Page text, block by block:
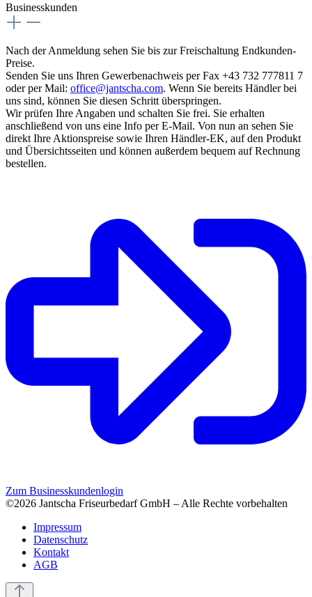
Businesskunden
Nach der Anmeldung sehen Sie bis zur Freischaltung Endkunden-
Preise.
Senden Sie uns Ihren Gewerbenachweis per Fax +43 732 777811 7
oder per Mail: office@jantscha.com. Wenn Sie bereits Händler bei
uns sind, können Sie diesen Schritt überspringen.
Wir prüfen Ihre Angaben und schalten Sie frei. Sie erhalten
anschließend von uns eine Info per E-Mail. Von nun an sehen Sie
direkt Ihre Aktionspreise sowie Ihren Händler-EK, auf den Produkt
und Übersichtsseiten und können außerdem bequem auf Rechnung
bestellen.
Zum Businesskundenlogin
©2026 Jantscha Friseurbedarf GmbH – Alle Rechte vorbehalten
Impressum
Datenschutz
Kontakt
AGB